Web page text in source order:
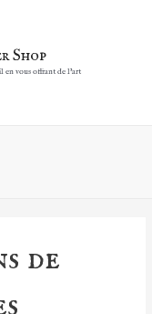
Shop
en vous offrant de l'art
de